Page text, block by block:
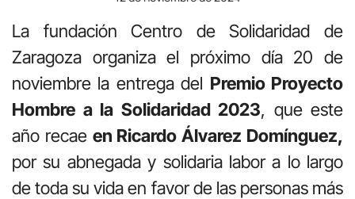
La fundación Centro de Solidaridad de
Zaragoza organiza el próximo día 20 de
noviembre la entrega del Premio Proyecto
Hombre a la Solidaridad 2023, que este
año recae en Ricardo Álvarez Domínguez,
por su abnegada y solidaria labor a lo largo
de toda su vida en favor de las personas más